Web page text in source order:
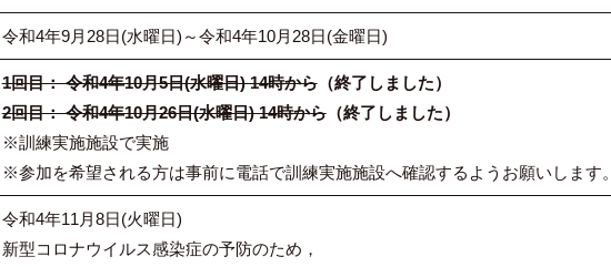
令和4年9月28日(水曜日)～令和4年10月28日(金曜日)
1回目： 令和4年10月5日(水曜日) 14時から（終了しました）
2回目： 令和4年10月26日(水曜日) 14時から（終了しました）
※訓練実施施設で実施
※参加を希望される方は事前に電話で訓練実施施設へ確認するようお願いします。
令和4年11月8日(火曜日)
新型コロナウイルス感染症の予防のため，